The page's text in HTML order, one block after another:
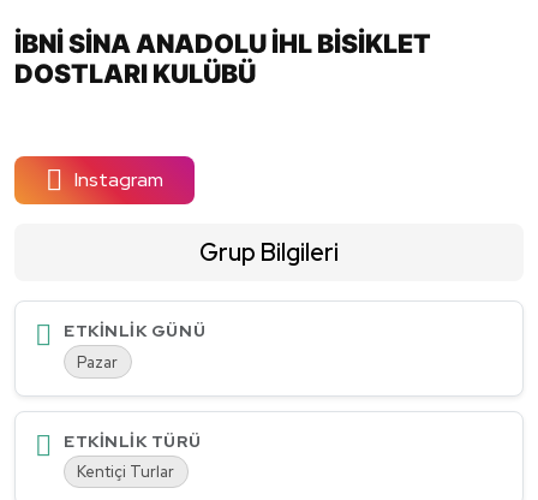
İBNİ SİNA ANADOLU İHL BİSİKLET
DOSTLARI KULÜBÜ
Instagram
Grup Bilgileri
ETKINLIK GÜNÜ
Pazar
ETKINLIK TÜRÜ
Kentiçi Turlar